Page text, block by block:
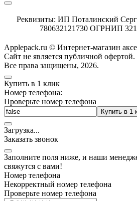
Реквизиты: ИП Поталинский
780632121730 ОГРНИП
Applepack.ru © Интернет-магазин
Cайт не является публичной офертой.
Все права защищены, 2026.
Купить в 1 клик
Номер телефона:
Проверьте номер телефона
Купить в 1
Загрузка...
Заказать звонок
Заполните поля ниже, и наши
свяжутся с вами!
Номер телефона
Некорректный номер телефона
Проверьте номер телефона